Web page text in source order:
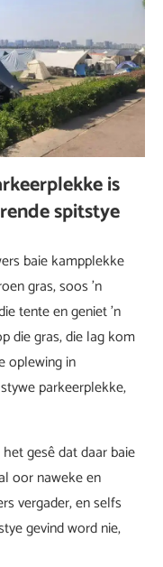
is
spitstye
baie kampplekke
gras, soos 'n
tente en geniet 'n
die gras, die lag kom
oplewing in
parkeerplekke,
gesê dat daar baie
oor naweke en
vergader, en selfs
gevind word nie,